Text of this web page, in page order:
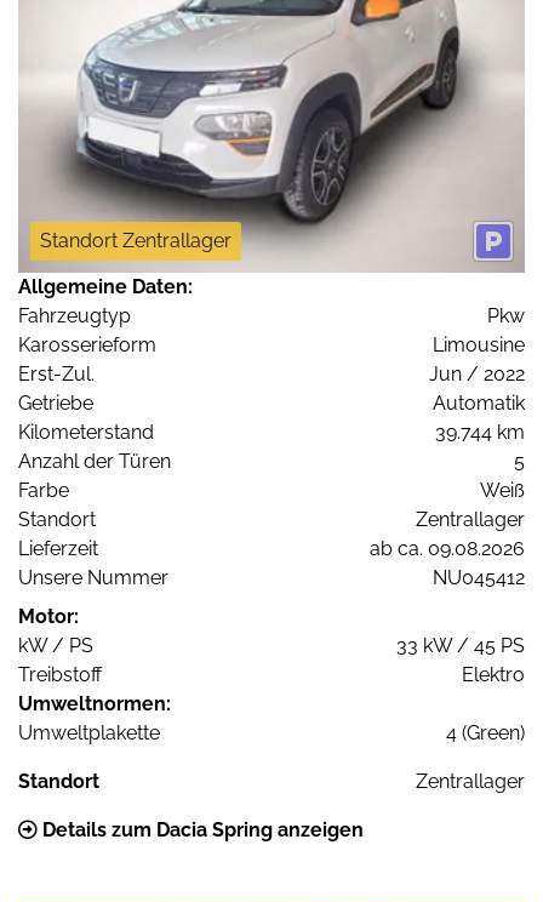
Standort Zentrallager
Allgemeine Daten:
Fahrzeugtyp
Pkw
Karosserieform
Limousine
Erst-Zul.
Jun / 2022
Getriebe
Automatik
Kilometerstand
39.744 km
Anzahl der Türen
5
Farbe
Weiß
Standort
Zentrallager
Lieferzeit
ab ca. 09.08.2026
Unsere Nummer
NU045412
Motor:
kW / PS
33 kW / 45 PS
Treibstoff
Elektro
Umweltnormen:
Umweltplakette
4 (Green)
Standort Zentrallager
Details zum Dacia Spring anzeigen